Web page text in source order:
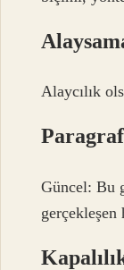
Alaycılık
Güncel: Bu
gerçekleşen